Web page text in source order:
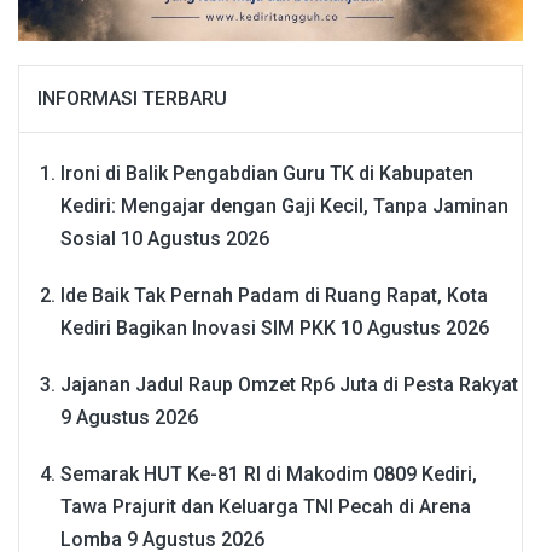
INFORMASI TERBARU
Ironi di Balik Pengabdian Guru TK di Kabupaten
Kediri: Mengajar dengan Gaji Kecil, Tanpa Jaminan
Sosial 10 Agustus 2026
Ide Baik Tak Pernah Padam di Ruang Rapat, Kota
Kediri Bagikan Inovasi SIM PKK 10 Agustus 2026
Jajanan Jadul Raup Omzet Rp6 Juta di Pesta Rakyat
9 Agustus 2026
Semarak HUT Ke-81 RI di Makodim 0809 Kediri,
Tawa Prajurit dan Keluarga TNI Pecah di Arena
Lomba 9 Agustus 2026